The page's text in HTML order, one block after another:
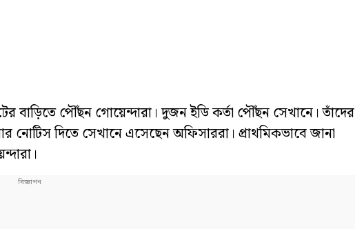
বাড়িতে পৌঁছন গোয়েন্দারা। দুজন ইডি কর্তা পৌঁছন সেখানে। তাঁদের
নোটিস দিতে সেখানে এসেছেন অফিসাররা। প্রাথমিকভাবে জানা